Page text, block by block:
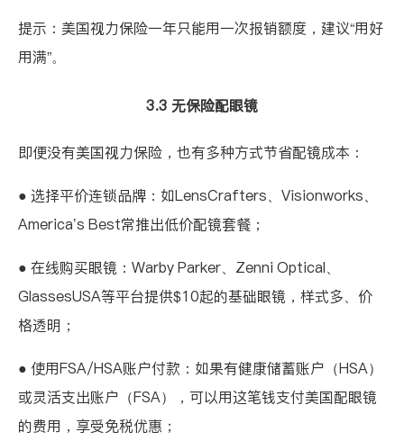
提示：美国视力保险一年只能用一次报销额度，建议“用好
用满”。
3.3 无保险配眼镜
即便没有美国视力保险，也有多种方式节省配镜成本：
● 选择平价连锁品牌：如LensCrafters、 Visionworks、
America’s Best常推出低价配镜套餐；
● 在线购买眼镜： Warby Parker、 Zenni Optical、
GlassesUSA等平台提供$10起的基础眼镜，样式多、价
格透明；
● 使用FSA/HSA账户付款：如果有健康储蓄账户（HSA）
或灵活支出账户（FSA）
，可以用这笔钱支付美国配眼镜
的费用，享受免税优惠；